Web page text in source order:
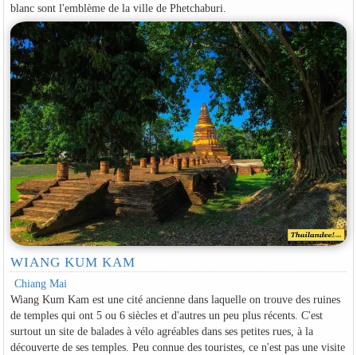
blanc sont l'emblème de la ville de Phetchaburi.
WIANG KUM KAM
Chiang Mai
Wiang Kum Kam est une cité ancienne dans laquelle on trouve des ruines
de temples qui ont 5 ou 6 siècles et d'autres un peu plus récents. C'est
surtout un site de balades à vélo agréables dans ses petites rues, à la
découverte de ses temples. Peu connue des touristes, ce n'est pas une visite